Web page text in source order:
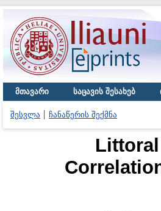
მთავარი საცავის შესახებ
შესვლა ჩანაწერის შექმნა